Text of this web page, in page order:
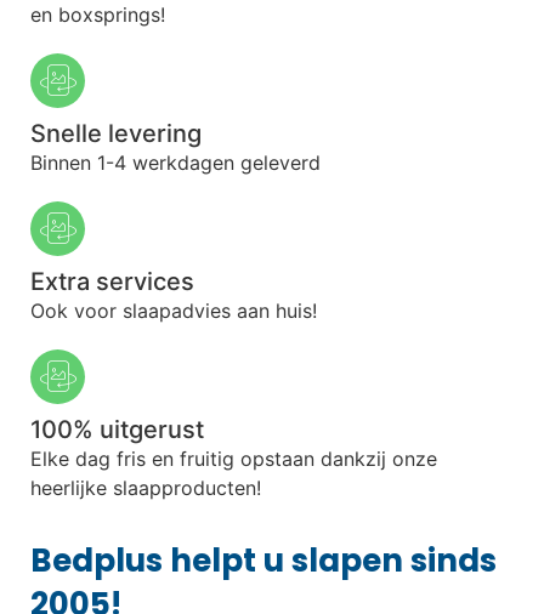
Bedplus helpt u slapen sinds
2005!
en boxsprings!
Snelle levering
Binnen 1-4 werkdagen geleverd
Extra services
Ook voor slaapadvies aan huis!
100% uitgerust
Elke dag fris en fruitig opstaan dankzij onze
heerlijke slaapproducten!